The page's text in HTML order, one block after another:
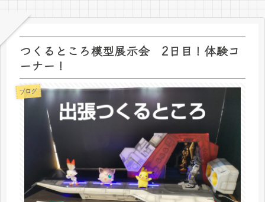
つくるところ模型展示会 2日目！体験コ
ーナー！
ブログ